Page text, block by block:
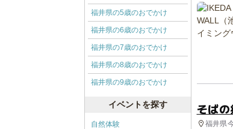
そば
福井県
福井県の5歳のおでかけ
福井県の6歳のおでかけ
福井県の7歳のおでかけ
福井県の8歳のおでかけ
福井県の9歳のおでかけ
イベントを探す
自然体験